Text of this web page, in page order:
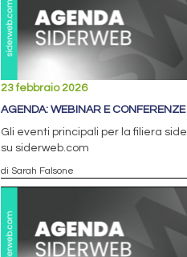
23 febbraio 2026
AGENDA: WEBINAR E CONFERENZE
Gli eventi principali per la filiera
su siderweb.com
di Sarah Falsone